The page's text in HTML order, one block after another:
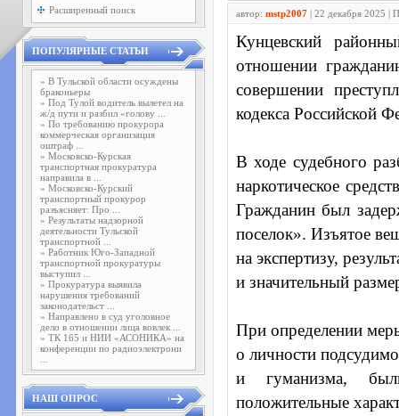
Расширенный поиск
ПОПУЛЯРНЫЕ СТАТЬИ
» В Тульской области осуждены
браконьеры
» Под Тулой водитель вылетел на
ж/д пути и разбил «голову ...
» По требованию прокурора
коммерческая организация
оштраф ...
» Московско-Курская
транспортная прокуратура
направила в ...
» Московско-Курский
транспортный прокурор
разъясняет: Про ...
» Результаты надзорной
деятельности Тульской
транспортной ...
» Работник Юго-Западной
транспортной прокуратуры
выступил ...
» Прокуратура выявила
нарушения требований
законодательст ...
» Направлено в суд уголовное
дело в отношении лица вовлек ...
» ТК 165 и НИИ «АСОНИКА» на
конференции по радиоэлектрони
НАШ ОПРОС
автор: mstp2007 | 22 декабря 2025 |
Кунцевский
отношении
совершении
кодекса Российской
В ходе судебного
наркотическое
Гражданин был
поселок». Изъятое
на экспертизу,
и значительный
При определении
о личности
и гуманизма,
положительные